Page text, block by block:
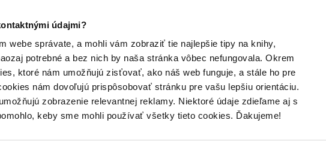
údajmi?
webe správate, a mohli vám zobraziť tie najlepšie tipy na knihy,
potrebné a bez nich by naša stránka vôbec nefungovala. Okrem
ktoré nám umožňujú zisťovať, ako náš web funguje, a stále ho pre
nám dovoľujú prispôsobovať stránku pre vašu lepšiu orientáciu.
zobrazenie relevantnej reklamy. Niektoré údaje zdieľame aj s
keby sme mohli používať všetky tieto cookies. Ďakujeme!